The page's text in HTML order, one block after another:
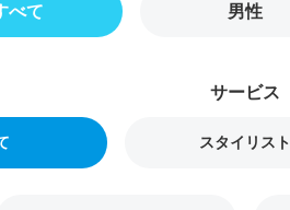
べて 男性
スタイリスト